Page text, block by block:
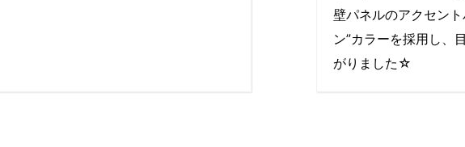
壁パネルのアクセン
ン”カラーを採用し、
がりました☆